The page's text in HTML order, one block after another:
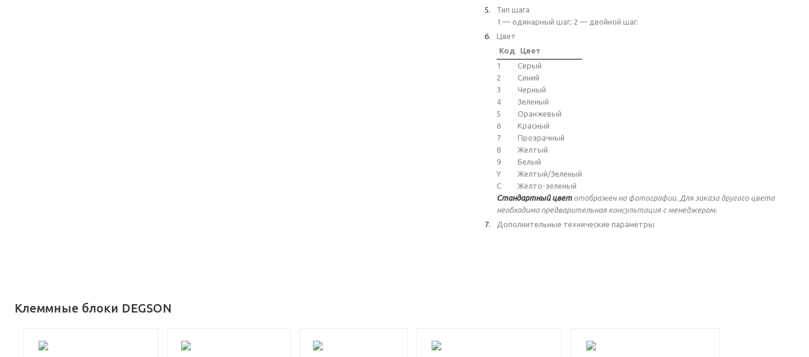
Тип шага
1 — одинарный шаг; 2 — двойной шаг.
Цвет
Код
Цвет
1
Серый
2
Синий
3
Черный
4
Зеленый
5
Оранжевый
6
Красный
7
Прозрачный
8
Желтый
9
Белый
Y
Желтый/Зеленый
C
Желто-зеленый
Стандартный цветотображен на фотографии. Для заказа другого цвета
необходима предварительная консультация с менеджером.
Дополнительные технические параметры
Клеммные блоки DEGSON